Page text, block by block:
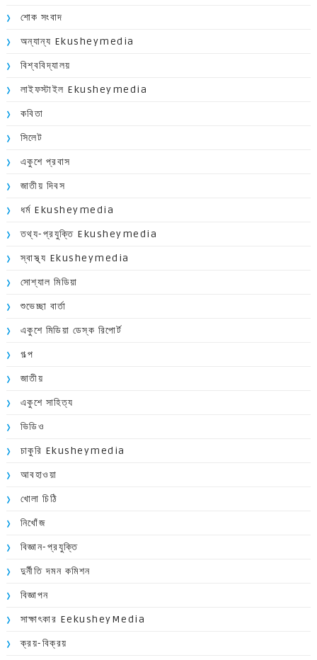
শোক সংবাদ
অন্যান্য Ekusheymedia
বিশ্ববিদ্যালয়
লাইফস্টাইল Ekusheymedia
কবিতা
সিলেট
একুশে প্রবাস
জাতীয় দিবস
ধর্ম Ekusheymedia
তথ্য-প্রযুক্তি Ekusheymedia
স্বাস্থ্য Ekusheymedia
সোশ্যাল মিডিয়া
শুভেচ্ছা বার্তা
একুশে মিডিয়া ডেস্ক রিপোর্ট
গল্প
জাতীয়
একুশে সাহিত্য
ভিডিও
চাকুরি Ekusheymedia
আবহাওয়া
খোলা চিঠি
নিখোঁজ
বিজ্ঞান-প্রযুক্তি
দুর্নীতি দমন কমিশন
বিজ্ঞাপন
সাক্ষাৎকার EekusheyMedia
ক্রয়-বিক্রয়